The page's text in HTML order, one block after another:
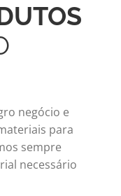
negócio e
para
sempre
necessário